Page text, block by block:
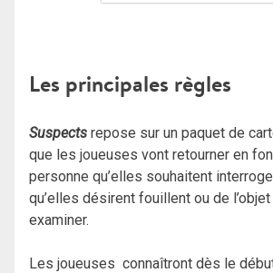
Les principales règles
Suspects repose sur un paquet de
que les joueuses vont retourner en
personne qu’elles souhaitent
qu’elles désirent fouillent ou de
examiner.
Les joueuses connaîtront dès le